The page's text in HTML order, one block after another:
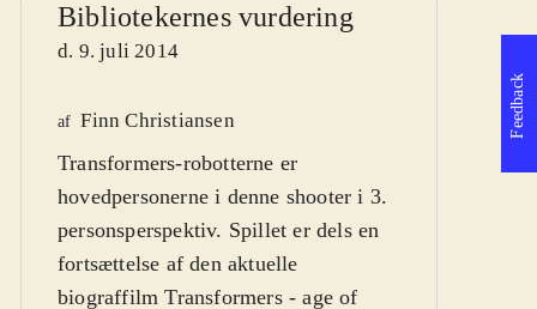
Bibliotekernes vurdering
d. 9. juli 2014
af Finn Christiansen
Transformers-robotterne er
hovedpersonerne i denne shooter i 3.
personsperspektiv. Spillet er dels en
fortsættelse af den aktuelle
biograffilm Transformers - age of
Feedback